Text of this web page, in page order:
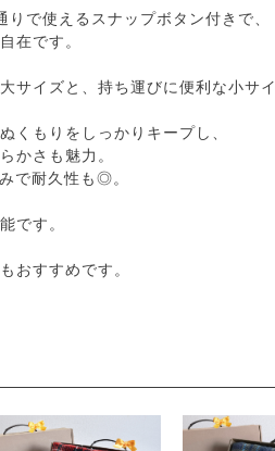
で使えるスナップボタン付きで、
在です。
サイズと、持ち運びに便利な小サ
くもりをしっかりキープし、
かさも魅力。
で耐久性も◎。
です。
おすすめです。